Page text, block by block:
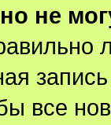
не
все